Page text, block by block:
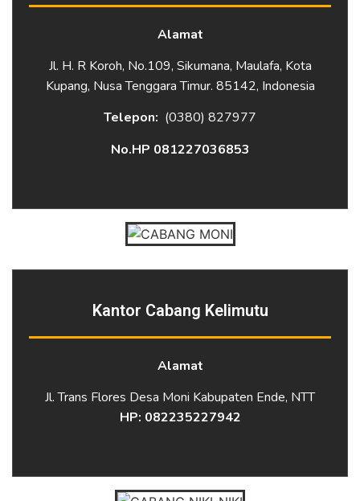
Alamat
Jl. H. R Koroh, No.109, Sikumana, Maulafa, Kota
Kupang, Nusa Tenggara Timur. 85142, Indonesia
Telepon: (0380) 827977
No.HP 081227036853
Kantor Cabang Kelimutu
Alamat
Jl. Trans Flores Desa Moni Kabupaten Ende, NTT
HP: 082235227942